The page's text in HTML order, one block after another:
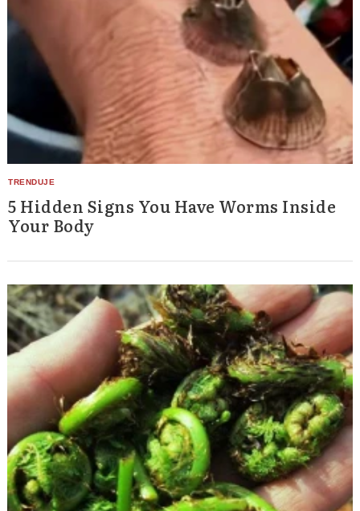
5 Hidden Signs You Have Worms Inside
Your Body